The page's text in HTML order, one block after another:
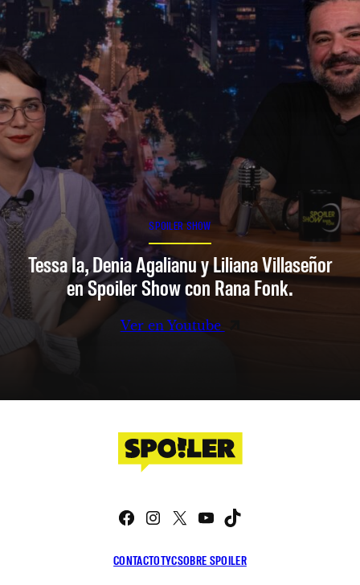
SPOILER SHOW
Tessa Ia, Denia Agalianu y Liliana Villaseñor
en Spoiler Show con Rana Fonk.
Ver en Youtube
CONTACTOTYCSOBRE SPOILER
Facebook
Instagram
X YouTube